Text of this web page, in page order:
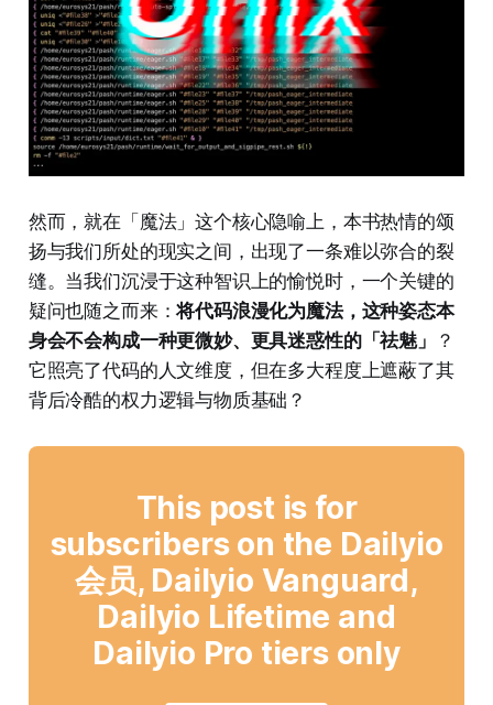
然而，就在「魔法」这个核心隐喻上，本书热情的颂
扬与我们所处的现实之间，出现了一条难以弥合的裂
缝。当我们沉浸于这种智识上的愉悦时，一个关键的
疑问也随之而来：将代码浪漫化为魔法，这种姿态本
身会不会构成一种更微妙、更具迷惑性的「祛魅」
？
它照亮了代码的人文维度，但在多大程度上遮蔽了其
背后冷酷的权力逻辑与物质基础？
This post is for
subscribers on the Dailyio
会员, Dailyio Vanguard,
Dailyio Lifetime and
Dailyio Pro tiers only